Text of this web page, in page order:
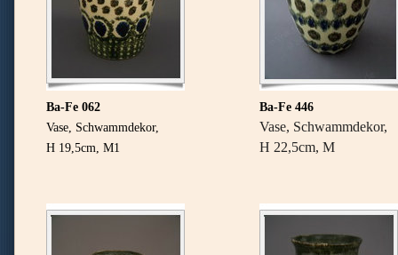
Ba-Fe 062
Vase, Schwammdekor,
H 19,5cm, M1
Ba-Fe 446
Vase, Schwammdekor,
H 22,5cm, M